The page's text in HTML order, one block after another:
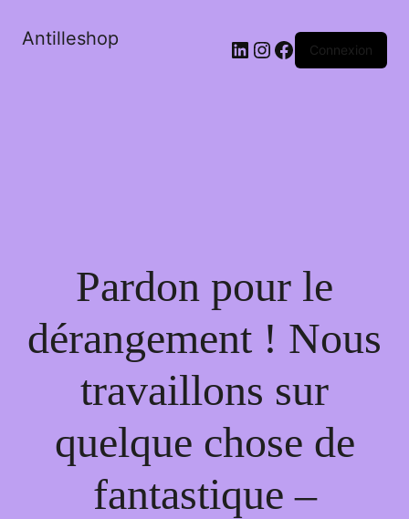
Antilleshop LinkedIn
Instagram
Facebook
Connexion
Pardon pour le
dérangement ! Nous
travaillons sur
quelque chose de
fantastique –